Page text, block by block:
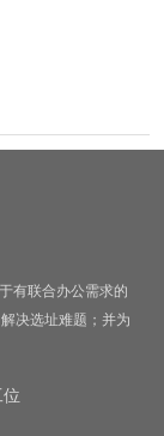
有联合办公需求的
决选址难题；并为